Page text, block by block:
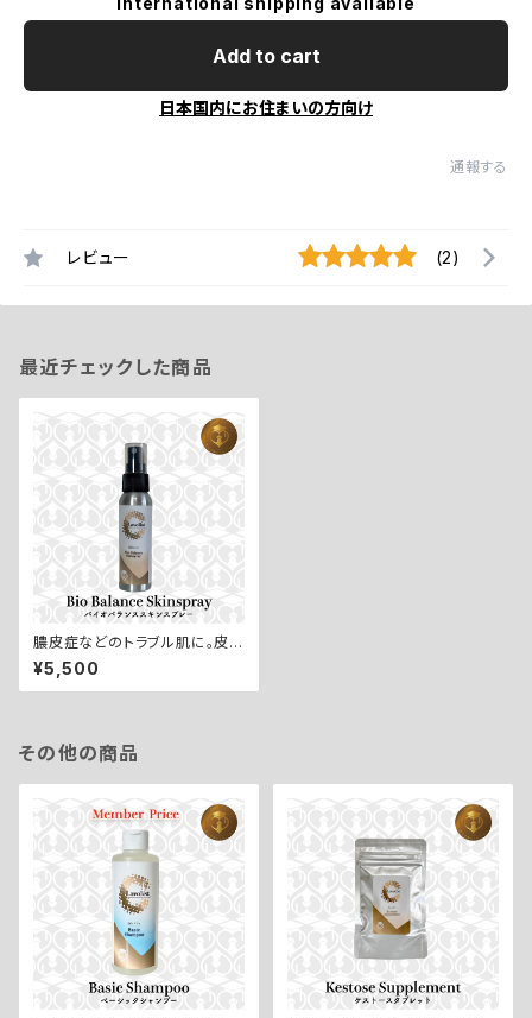
Add to cart
日本国内にお住まいの方向け
通報する
レビュー (2)
最近チェックした商品
膿皮症などのトラブル肌に。皮膚
の常在菌のバランスを整える【Bi
oBalance Skinspray／バイ
オバランススキンスプレー：70m
¥5,500
その他の商品